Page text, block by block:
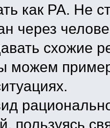
как РА. Не
через
схожие
можем
пользуясь